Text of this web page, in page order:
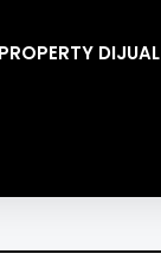
PROPERTY DIJUAL